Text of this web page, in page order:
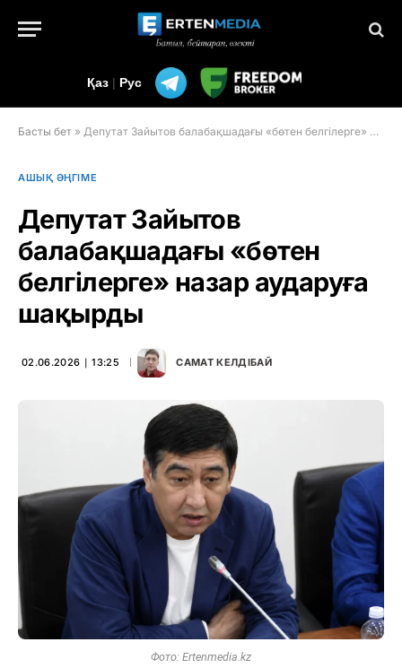
Қаз | Рус
Басты бет » Депутат Зайытов балабақшадағы «бөтен белгілерге» назар аударуға шақырды
АШЫҚ ӘҢГІМЕ
Депутат Зайытов
балабақшадағы «бөтен
белгілерге» назар аударуға
шақырды
02.06.2026 ∣ 13:25 САМАТ КЕЛДІБАЙ
Фото: Ertenmedia.kz